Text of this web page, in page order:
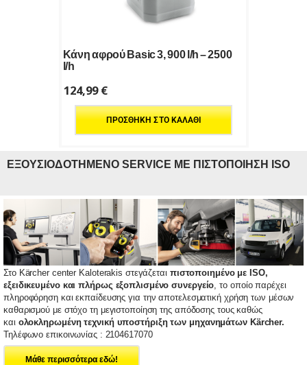
Κάνη αφρού Basic 3, 900 l/h – 2500
l/h
124,99€
ΠΡΟΣΘΉΚΗ ΣΤΟ ΚΑΛΆΘΙ
ΕΞΟΥΣΙΟΔΟΤΗΜΕΝΟ SERVICE ΜΕ ΠΙΣΤΟΠΟΙΗΣΗ ISO
Στο Kärcher center Kaloterakis στεγάζεται πιστοποιημένο με ISO,
εξειδικευμένο και πλήρως εξοπλισμένο συνεργείο , το οποίο παρέχει
πληροφόρηση και εκπαίδευσης για την αποτελεσματική χρήση των μέσων
καθαρισμού με στόχο τη μεγιστοποίηση της απόδοσης τους καθώς
και ολοκληρωμένη τεχνική υποστήριξη των μηχανημάτων Kärcher.
Τηλέφωνο επικοινωνίας : 2104617070
Μάθε περισσότερα εδώ!